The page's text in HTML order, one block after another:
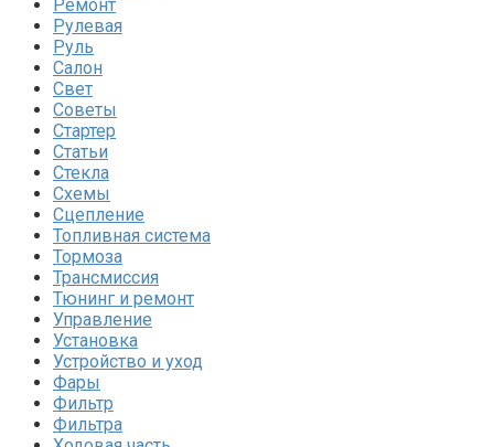
Ремонт
Рулевая
Руль
Салон
Свет
Советы
Стартер
Статьи
Стекла
Схемы
Сцепление
Топливная система
Тормоза
Трансмиссия
Тюнинг и ремонт
Управление
Установка
Устройство и уход
Фары
Фильтр
Фильтра